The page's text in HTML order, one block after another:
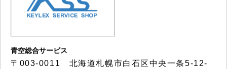
青空総合サービス
〒003-0011 北海道札幌市白石区中央一条5-12-